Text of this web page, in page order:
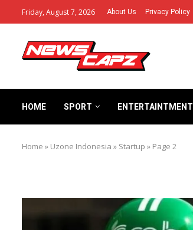
Friday, August 7, 2026 About Us Privacy Policy
HOME SPORT ENTERTAINTMENT
Home » Uzone Indonesia » Startup » Page 2